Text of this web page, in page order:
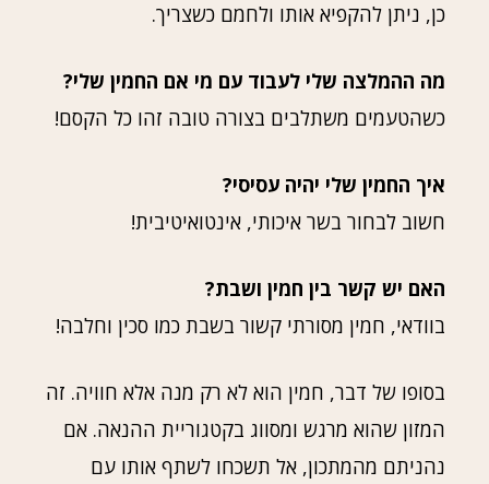
כן, ניתן להקפיא אותו ולחמם כשצריך.
מה ההמלצה שלי לעבוד עם מי אם החמין שלי?
כשהטעמים משתלבים בצורה טובה זהו כל הקסם!
איך החמין שלי יהיה עסיסי?
חשוב לבחור בשר איכותי, אינטואיטיבית!
האם יש קשר בין חמין ושבת?
בוודאי, חמין מסורתי קשור בשבת כמו סכין וחלבה!
בסופו של דבר, חמין הוא לא רק מנה אלא חוויה. זה
המזון שהוא מרגש ומסווג בקטגוריית ההנאה. אם
נהניתם מהמתכון, אל תשכחו לשתף אותו עם